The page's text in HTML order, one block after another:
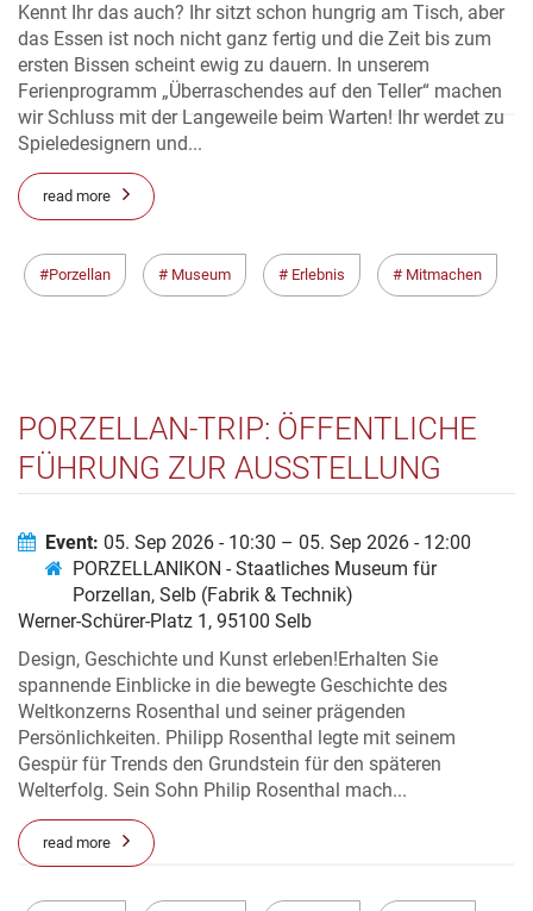
Kennt Ihr das auch? Ihr sitzt schon hungrig am Tisch, aber
das Essen ist noch nicht ganz fertig und die Zeit bis zum
ersten Bissen scheint ewig zu dauern. In unserem
Ferienprogramm „Überraschendes auf den Teller“ machen
wir Schluss mit der Langeweile beim Warten! Ihr werdet zu
Spieledesignern und...
read more
Porzellan Museum Erlebnis Mitmachen
PORZELLAN-TRIP: ÖFFENTLICHE
FÜHRUNG ZUR AUSSTELLUNG
Event: 05. Sep 2026 - 10:30 – 05. Sep 2026 - 12:00
PORZELLANIKON - Staatliches Museum für
Porzellan, Selb (Fabrik & Technik)
Werner-Schürer-Platz 1, 95100 Selb
Design, Geschichte und Kunst erleben!Erhalten Sie
spannende Einblicke in die bewegte Geschichte des
Weltkonzerns Rosenthal und seiner prägenden
Persönlichkeiten. Philipp Rosenthal legte mit seinem
Gespür für Trends den Grundstein für den späteren
Welterfolg. Sein Sohn Philip Rosenthal mach...
read more